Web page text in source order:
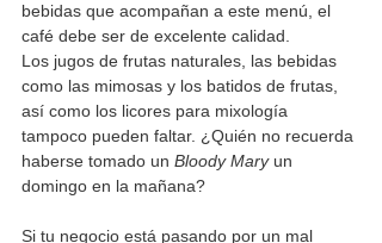
bebidas que acompañan a este menú, el
café debe ser de excelente calidad.
Los jugos de frutas naturales, las bebidas
como las mimosas y los batidos de frutas,
así como los licores para mixología
tampoco pueden faltar. ¿Quién no recuerda
haberse tomado un Bloody Mary un
domingo en la mañana?
Si tu negocio está pasando por un mal